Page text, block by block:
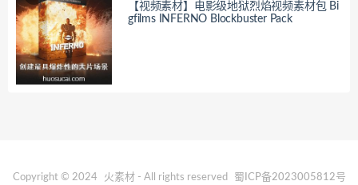
【视频素材】电影级地狱烈焰视频素材包 Bi
gfilms INFERNO Blockbuster Pack
Copyright © 2024 火素材- All rights reserved 蜀ICP备2023005812号